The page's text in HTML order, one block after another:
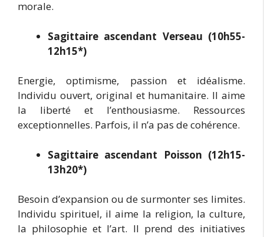
morale.
Sagittaire ascendant Verseau (10h55-
12h15*)
Energie, optimisme, passion et idéalisme.
Individu ouvert, original et humanitaire. Il aime
la liberté et l’enthousiasme. Ressources
exceptionnelles. Parfois, il n’a pas de cohérence.
Sagittaire ascendant Poisson (12h15-
13h20*)
Besoin d’expansion ou de surmonter ses limites.
Individu spirituel, il aime la religion, la culture,
la philosophie et l’art. Il prend des initiatives